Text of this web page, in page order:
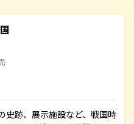
史跡、展示施設など、戦国時